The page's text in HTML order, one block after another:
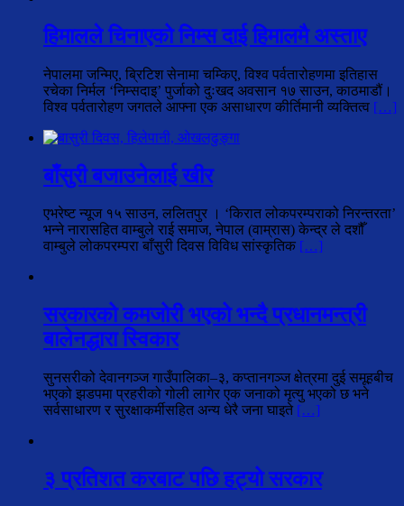
हिमालले चिनाएको निम्स दाई हिमालमै अस्ताए
नेपालमा जन्मिए, ब्रिटिश सेनामा चम्किए, विश्व पर्वतारोहणमा इतिहास
रचेका निर्मल ‘निम्सदाइ’ पुर्जाको दुःखद अवसान १७ साउन, काठमाडौं।
विश्व पर्वतारोहण जगतले आफ्ना एक असाधारण कीर्तिमानी व्यक्तित्व […]
बाँसुरी बजाउनेलाई खीर
एभरेष्ट न्यूज १५ साउन, ललितपुर । ‘किरात लोकपरम्पराको निरन्तरता’
भन्ने नारासहित वाम्बुले राई समाज, नेपाल (वाम्रास) केन्द्र ले दशौँ
वाम्बुले लोकपरम्परा बाँसुरी दिवस विविध सांस्कृतिक […]
सरकारको कमजोरी भएको भन्दै प्रधानमन्त्री
बालेनद्धारा स्विकार
सुनसरीको देवानगञ्ज गाउँपालिका–३, कप्तानगञ्ज क्षेत्रमा दुई समूहबीच
भएको झडपमा प्रहरीको गोली लागेर एक जनाको मृत्यु भएको छ भने
सर्वसाधारण र सुरक्षाकर्मीसहित अन्य धेरै जना घाइते […]
३ प्रतिशत करबाट पछि हट्यो सरकार